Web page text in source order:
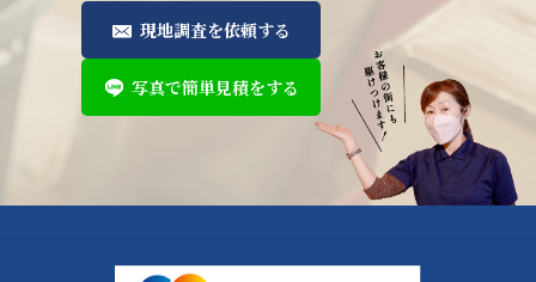
現地調査を依頼する
写真で簡単見積をする